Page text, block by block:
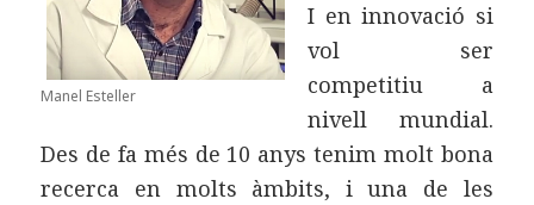
Manel Esteller
I en innovació si
vol ser
competitiu a
nivell mundial.
Des de fa més de 10 anys tenim molt bona
recerca en molts àmbits, i una de les